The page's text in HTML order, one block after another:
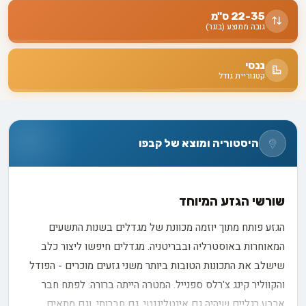
22-35 ס"מ
גובה ממוצע (בוגר)
ננסי
קטגוריית גודל
היסטוריה ומוצא של קבפו
שורשי הגזע המיוחד
הגזע פותח מתוך יוזמה מכוונת של מגדלים בשנות התשעים
המאוחרות באוסטרליה ובבריטניה. מגדלים חיפשו ליצור כלב
שישלב את התכונות הטובות ביותר משני גזעים מוכרים - הפודל
והקווליר קינג צ'רלס ספנייל. המטרה הייתה ברורה: לפתח חבר